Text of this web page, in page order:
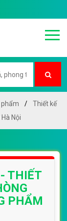
phẩm
Thiết kế
Nội
THIẾT
PHẨM